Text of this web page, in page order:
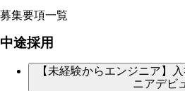
募集要項一覧
中途採用
【未経験からエンジニア】
ニアデビ